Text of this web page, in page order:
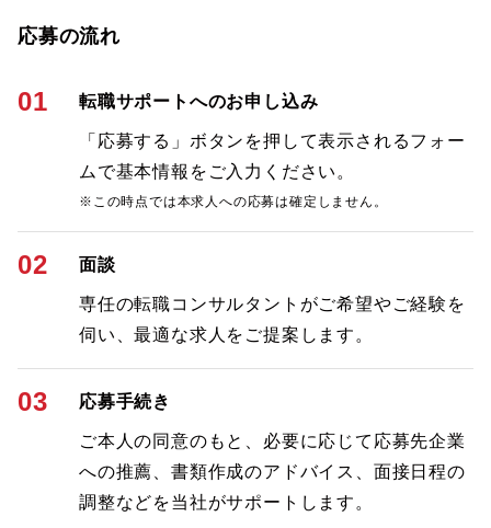
応募の流れ
01 転職サポートへのお申し込み
「応募する」ボタンを押して表示されるフォー
ムで基本情報をご入力ください。
※この時点では本求人への応募は確定しません。
02 面談
専任の転職コンサルタントがご希望やご経験を
伺い、最適な求人をご提案します。
03 応募手続き
ご本人の同意のもと、必要に応じて応募先企業
への推薦、書類作成のアドバイス、面接日程の
調整などを当社がサポートします。